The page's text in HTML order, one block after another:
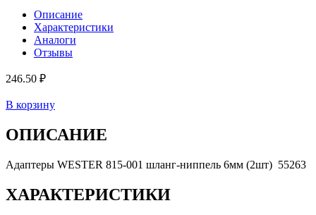
Описание
Характеристики
Аналоги
Отзывы
246.50 ₽
В корзину
ОПИСАНИЕ
Адаптеры WESTER 815-001 шланг-ниппель 6мм (2шт) 55263
ХАРАКТЕРИСТИКИ